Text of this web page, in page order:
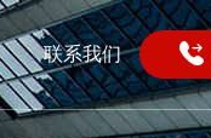
联系我们 